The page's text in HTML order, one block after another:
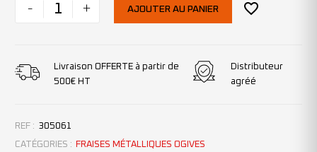
- + AJOUTER AU PANIER
Livraison OFFERTE à partir de
500€ HT
Distributeur
agréé
REF : 305061
CATÉGORIES :
FRAISES MÉTALLIQUES OGIVES